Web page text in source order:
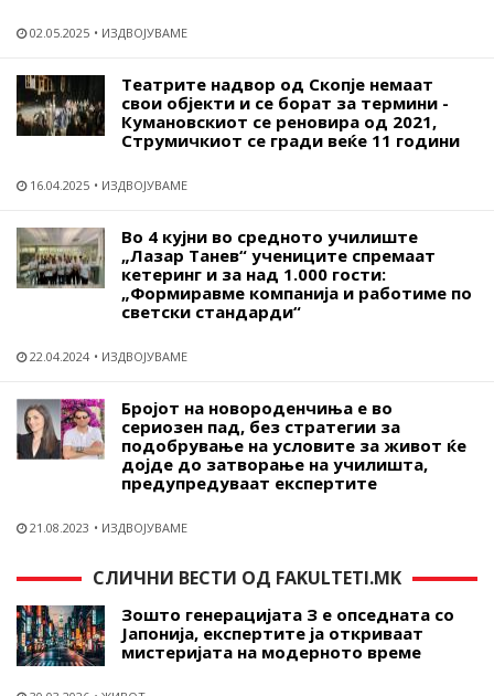
02.05.2025 ИЗДВОЈУВАМЕ
Театрите надвор од Скопје немаат
свои објекти и се борат за термини -
Кумановскиот се реновира од 2021,
Струмичкиот се гради веќе 11 години
16.04.2025 ИЗДВОЈУВАМЕ
Во 4 кујни во средното училиште
„Лазар Танев“ учениците спремаат
кетеринг и за над 1.000 гости:
„Формиравме компанија и работиме по
светски стандарди“
22.04.2024 ИЗДВОЈУВАМЕ
Бројот на новороденчиња е во
сериозен пад, без стратегии за
подобрување на условите за живот ќе
дојде до затворање на училишта,
предупредуваат експертите
21.08.2023 ИЗДВОЈУВАМЕ
СЛИЧНИ ВЕСТИ ОД FAKULTETI.MK
Зошто генерацијата З е опседната со
Јапонија, експертите ја откриваат
мистеријата на модерното време